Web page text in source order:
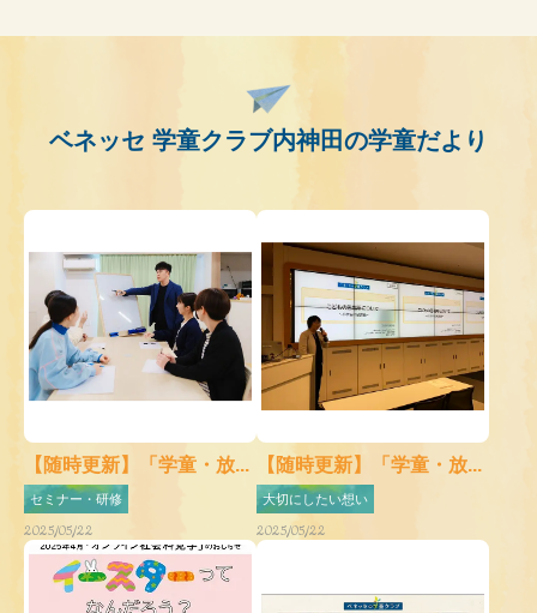
ベネッセ 学童クラブ内神田の学童だより
【随時更新】「学童・放...
セミナー・研修
2025/05/22
【随時更新】「学童・放...
大切にしたい想い
2025/05/22